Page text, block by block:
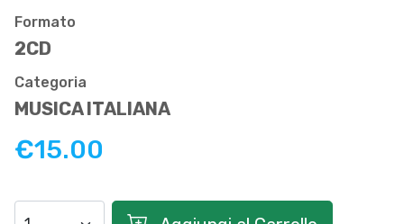
Formato
2CD
Categoria
MUSICA ITALIANA
€15.00